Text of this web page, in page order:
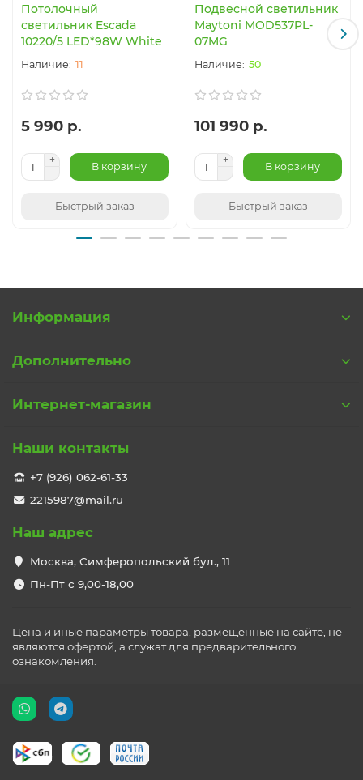
Потолочный
светильник Escada
10220/5 LED*98W White
11
5 990 р.
В корзину
Быстрый заказ
Подвесной светильник
Maytoni MOD537PL-
07MG
50
101 990 р.
В корзину
Быстрый заказ
Информация
Дополнительно
Интернет-магазин
Наши контакты
+7 (926) 062-61-33
2215987@mail.ru
Наш адрес
Москва, Симферопольский бул., 11
Пн-Пт с 9,00-18,00
Цена и иные параметры товара, размещенные на сайте, не
являются офертой, а служат для предварительного
ознакомления.